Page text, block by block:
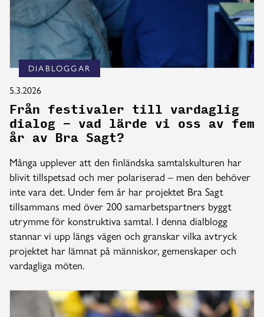
DIABLOGGAR
5.3.2026
Från festivaler till vardaglig
dialog – vad lärde vi oss av fem
år av Bra Sagt?
Många upplever att den finländska samtalskulturen har
blivit tillspetsad och mer polariserad – men den behöver
inte vara det. Under fem år har projektet Bra Sagt
tillsammans med över 200 samarbetspartners byggt
utrymme för konstruktiva samtal. I denna dialblogg
stannar vi upp längs vägen och granskar vilka avtryck
projektet har lämnat på människor, gemenskaper och
vardagliga möten.